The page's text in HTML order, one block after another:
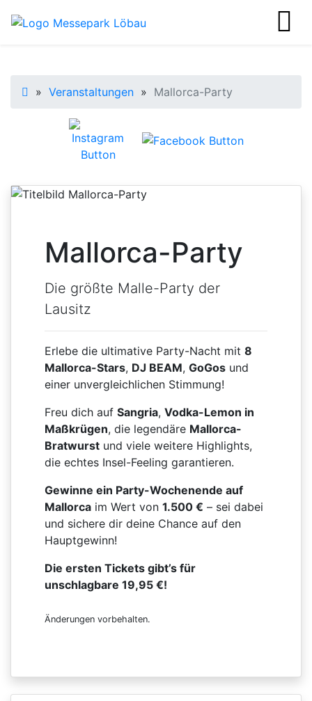
Startseite
» Veranstaltungen » Mallorca-Party
Mallorca-Party
Die größte Malle-Party der
Lausitz
Erlebe die ultimative Party-Nacht mit 8
Mallorca-Stars, DJ BEAM, GoGos und
einer unvergleichlichen Stimmung!
Freu dich auf Sangria, Vodka-Lemon in
Maßkrügen, die legendäre Mallorca-
Bratwurst und viele weitere Highlights,
die echtes Insel-Feeling garantieren.
Gewinne ein Party-Wochenende auf
Mallorca im Wert von 1.500 € – sei dabei
und sichere dir deine Chance auf den
Hauptgewinn!
Die ersten Tickets gibt’s für
unschlagbare 19,95 €!
Änderungen vorbehalten.